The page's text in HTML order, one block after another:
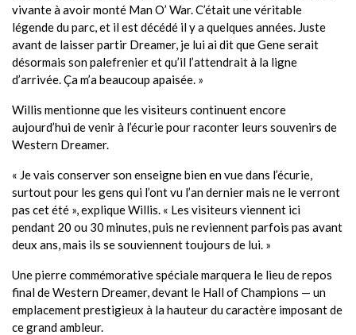
vivante à avoir monté Man O’ War. C’était une véritable
légende du parc, et il est décédé il y a quelques années. Juste
avant de laisser partir Dreamer, je lui ai dit que Gene serait
désormais son palefrenier et qu’il l’attendrait à la ligne
d’arrivée. Ça m’a beaucoup apaisée. »
Willis mentionne que les visiteurs continuent encore
aujourd’hui de venir à l’écurie pour raconter leurs souvenirs de
Western Dreamer.
« Je vais conserver son enseigne bien en vue dans l’écurie,
surtout pour les gens qui l’ont vu l’an dernier mais ne le verront
pas cet été », explique Willis. « Les visiteurs viennent ici
pendant 20 ou 30 minutes, puis ne reviennent parfois pas avant
deux ans, mais ils se souviennent toujours de lui. »
Une pierre commémorative spéciale marquera le lieu de repos
final de Western Dreamer, devant le Hall of Champions — un
emplacement prestigieux à la hauteur du caractère imposant de
ce grand ambleur.